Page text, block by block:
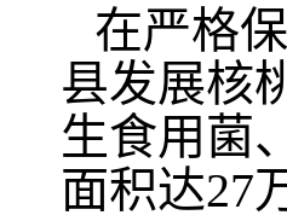
在严格
县发展核
生食用菌
面积达27